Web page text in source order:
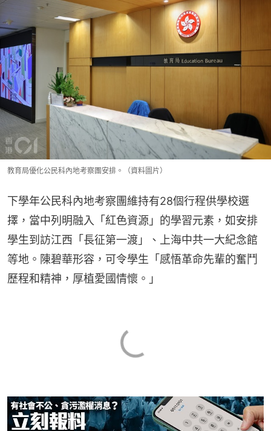
教育局優化公民科內地考察團安排。（資料圖片）
下學年公民科內地考察團維持有28個行程供學校選
擇，當中列明融入「紅色資源」的學習元素，如安排
學生到訪江西「長征第一渡」、上海中共一大紀念館
等地。陳碧華形容，可令學生「感悟革命先輩的奮鬥
歷程和精神，厚植愛國情懷。」